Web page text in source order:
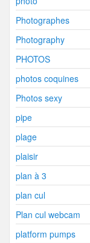
Photographes
Photography
PHOTOS
photos coquines
Photos sexy
pipe
plage
plaisir
plan à 3
plan cul
Plan cul webcam
platform pumps